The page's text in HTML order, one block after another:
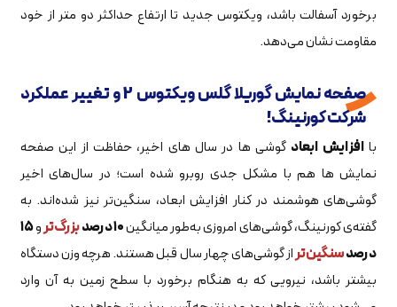
برخورد آسفالت باشد، ویکتوس جدید تا ارتفاع حداکثر دو متر از خود
مقاومت نشان می‌دهد.
صفحه نمایش گوریلا گلس ویکتوس 2 و تغییر عملکرد
شرکت کورنینگ!
باافزایش ابعاد گوشی ها در سال های اخیر، حفاظت از این صفحه
نمایش ها هم با مشکل جدی روبرو شده است؛ در سال‌های اخیر
گوشی‌های هوشمند در کنار افزایش ابعاد، سنگین‌تر نیز شده‌اند. به
گفته‌ی کورنینگ، گوشی‌های امروزی به‌طور میانگین۱۰ درصد بزرگ‌ترو۱۵
درصدسنگین‌تراز گوشی‌های چهار سال قبل هستند. هرچه وزن دستگاه
بیشتر باشد، نیرویی که به هنگام برخورد با سطح زمین به آن وارد